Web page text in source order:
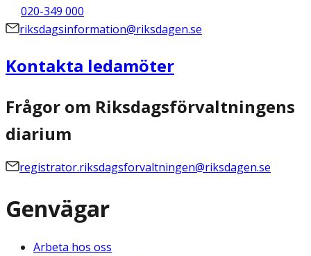
020-349 000
riksdagsinformation@riksdagen.se
Kontakta ledamöter
Frågor om Riksdagsförvaltningens
diarium
registrator.riksdagsforvaltningen@riksdagen.se
Genvägar
Arbeta hos oss